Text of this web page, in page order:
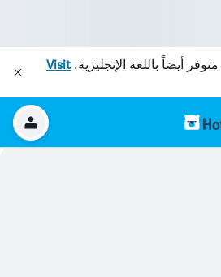
متوفر أيضاً باللغة الإنجليزية.Visit